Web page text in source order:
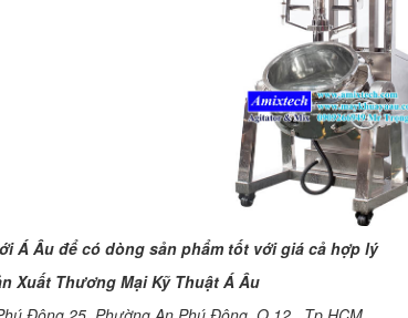
Á Âu để có dòng sản phẩm tốt với giá cả hợp lý
Xuất Thương Mại Kỹ Thuật Á Âu
Ưu đãi đặc biệt: Giá máy khuấy
sơn công nghiệp giảm sốc lên